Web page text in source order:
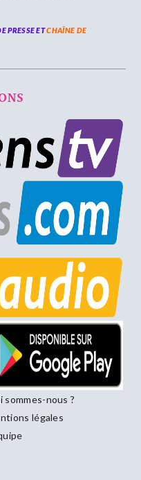
PRESSE ETCHAÎNE DE
sommes-nous ?
légales